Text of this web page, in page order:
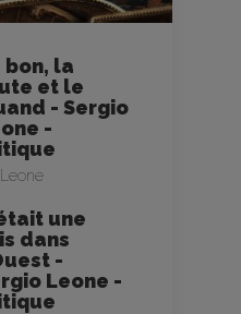
bon, la
et le
- Sergio
-
une
dans
-
Leone -